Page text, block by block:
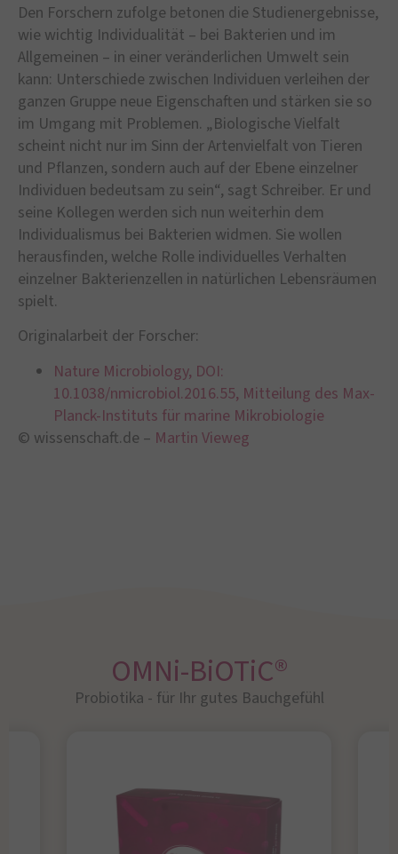
Den Forschern zufolge betonen die Studienergebnisse,
wie wichtig Individualität – bei Bakterien und im
Allgemeinen – in einer veränderlichen Umwelt sein
kann: Unterschiede zwischen Individuen verleihen der
ganzen Gruppe neue Eigenschaften und stärken sie so
im Umgang mit Problemen. „Biologische Vielfalt
scheint nicht nur im Sinn der Artenvielfalt von Tieren
und Pflanzen, sondern auch auf der Ebene einzelner
Individuen bedeutsam zu sein“, sagt Schreiber. Er und
seine Kollegen werden sich nun weiterhin dem
Individualismus bei Bakterien widmen. Sie wollen
herausfinden, welche Rolle individuelles Verhalten
einzelner Bakterienzellen in natürlichen Lebensräumen
spielt.
Originalarbeit der Forscher:
Nature Microbiology, DOI:
10.1038/nmicrobiol.2016.55, Mitteilung des Max-
Planck-Instituts für marine Mikrobiologie
© wissenschaft.de – Martin Vieweg
OMNi-BiOTiC®
Probiotika - für Ihr gutes Bauchgefühl​